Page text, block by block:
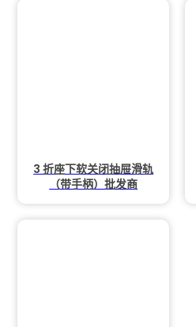
3 折座下软关闭抽屉滑轨
（带手柄）批发商